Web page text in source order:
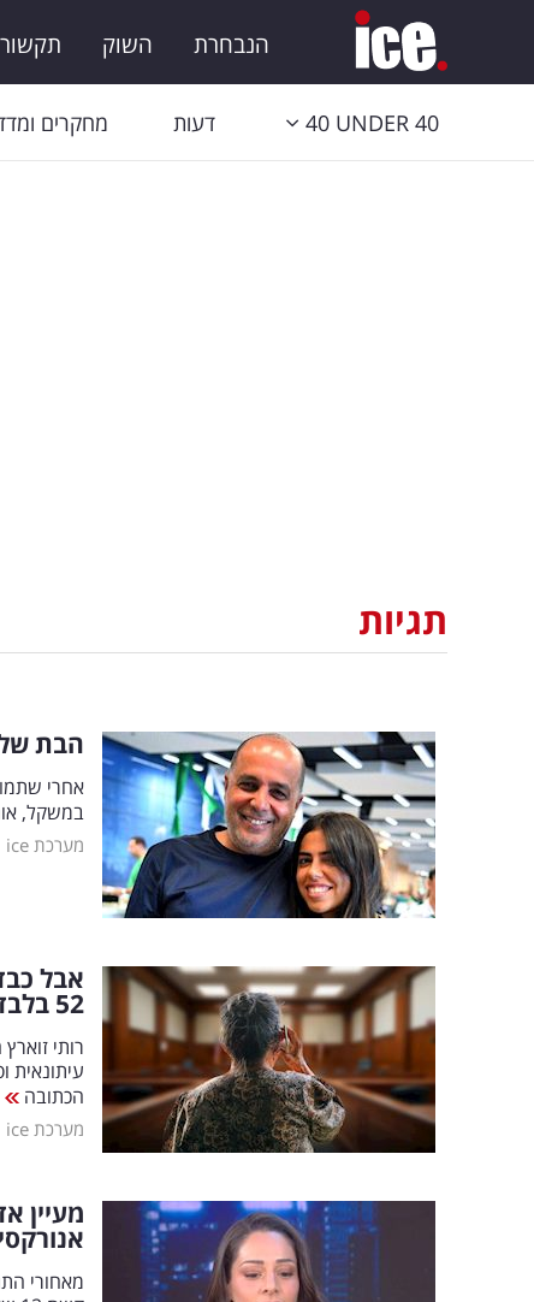
הנבחרת השוק
40 UNDER 40 דעות מחקרים
תגיות
הבת של
אחרי
במשקל,
מערכת ice
אבל
52 בלבד
רותי
הכתובה
מערכת ice
מעיין
מאחורי